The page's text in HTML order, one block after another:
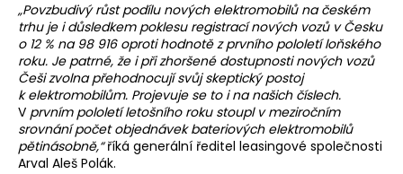
„Povzbudivý růst podílu nových elektromobilů na českém
trhu je i důsledkem poklesu registrací nových vozů v Česku
o 12 % na 98 916 oproti hodnotě z prvního pololetí loňského
roku. Je patrné, že i při zhoršené dostupnosti nových vozů
Češi zvolna přehodnocují svůj skeptický postoj
k elektromobilům. Projevuje se to i na našich číslech.
V prvním pololetí letošního roku stoupl v meziročním
srovnání počet objednávek bateriových elektromobilů
pětinásobně,“říká generální ředitel leasingové společnosti
Arval Aleš Polák.